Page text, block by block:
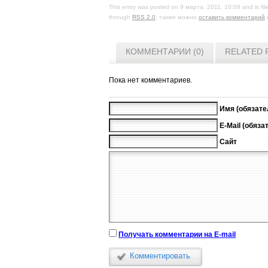
This entry was posted on 9 марта, 2011, 10:08 and is
through RSS 2.0. также можно оставить комментарий
КОММЕНТАРИИ (0) RELATED
Пока нет комментариев.
Имя
E-Mail
Сайт
Получать комментарии на E-mail
Комментировать